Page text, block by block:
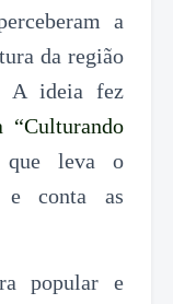
a
da região
A ideia fez
“Culturando
leva o
e conta as
popular e